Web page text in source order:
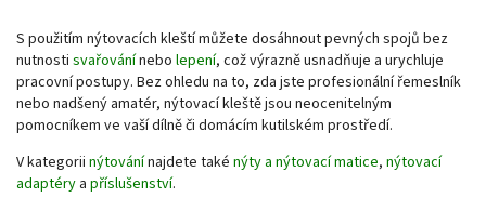
S použitím nýtovacích kleští můžete dosáhnout pevných spojů bez
nutnosti svařovánínebo lepení, což výrazně usnadňuje a urychluje
pracovní postupy. Bez ohledu na to, zda jste profesionální řemeslník
nebo nadšený amatér, nýtovací kleště jsou neocenitelným
pomocníkem ve vaší dílně či domácím kutilském prostředí.
V kategorii nýtovánínajdete také nýty a nýtovací matice, nýtovací
adaptéry a příslušenství.